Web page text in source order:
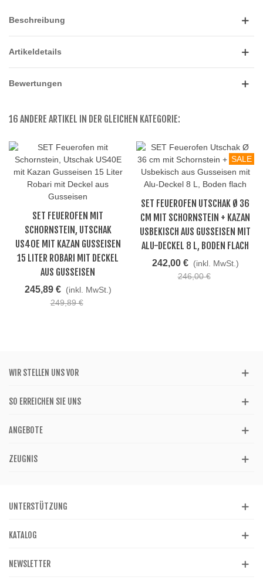
Beschreibung
Artikeldetails
Bewertungen
16 ANDERE ARTIKEL IN DER GLEICHEN KATEGORIE:
SET FEUEROFEN MIT
SCHORNSTEIN, UTSCHAK
US40E MIT KAZAN GUSSEISEN
15 LITER ROBARI MIT DECKEL
AUS GUSSEISEN
245,89 € (inkl. MwSt.)
249,89 €
SALE
SET FEUEROFEN UTSCHAK Ø 36
CM MIT SCHORNSTEIN + KAZAN
USBEKISCH AUS GUSSEISEN MIT
ALU-DECKEL 8 L, BODEN FLACH
242,00 € (inkl. MwSt.)
246,00 €
WIR STELLEN UNS VOR
SO ERREICHEN SIE UNS
ANGEBOTE
ZEUGNIS
UNTERSTÜTZUNG
KATALOG
NEWSLETTER